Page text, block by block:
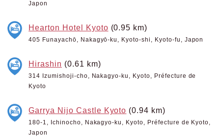
Japon
Hearton Hotel Kyoto (0.95 km)
405 Funayachō, Nakagyō-ku, Kyoto-shi, Kyoto-fu, Japon
Hirashin (0.61 km)
314 Izumishoji-cho, Nakagyo-ku, Kyoto, Préfecture de
Kyoto
Garrya Nijo Castle Kyoto (0.94 km)
180-1, Ichinocho, Nakagyo-ku, Kyoto, Préfecture de Kyoto,
Japon